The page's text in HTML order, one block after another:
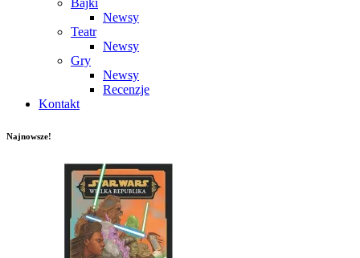
Bajki
Newsy
Teatr
Newsy
Gry
Newsy
Recenzje
Kontakt
Najnowsze!